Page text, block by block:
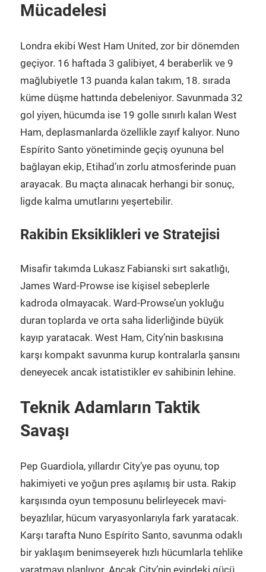
Mücadelesi
Londra ekibi West Ham United, zor bir dönemden
geçiyor. 16 haftada 3 galibiyet, 4 beraberlik ve 9
mağlubiyetle 13 puanda kalan takım, 18. sırada
küme düşme hattında debeleniyor. Savunmada 32
gol yiyen, hücumda ise 19 golle sınırlı kalan West
Ham, deplasmanlarda özellikle zayıf kalıyor. Nuno
Espírito Santo yönetiminde geçiş oyununa bel
bağlayan ekip, Etihad’ın zorlu atmosferinde puan
arayacak. Bu maçta alınacak herhangi bir sonuç,
ligde kalma umutlarını yeşertebilir.
Rakibin Eksiklikleri ve Stratejisi
Misafir takımda Lukasz Fabianski sırt sakatlığı,
James Ward-Prowse ise kişisel sebeplerle
kadroda olmayacak. Ward-Prowse’un yokluğu
duran toplarda ve orta saha liderliğinde büyük
kayıp yaratacak. West Ham, City’nin baskısına
karşı kompakt savunma kurup kontralarla şansını
deneyecek ancak istatistikler ev sahibinin lehine.
Teknik Adamların Taktik
Savaşı
Pep Guardiola, yıllardır City’ye pas oyunu, top
hakimiyeti ve yoğun pres aşılamış bir usta. Rakip
karşısında oyun temposunu belirleyecek mavi-
beyazlılar, hücum varyasyonlarıyla fark yaratacak.
Karşı tarafta Nuno Espírito Santo, savunma odaklı
bir yaklaşım benimseyerek hızlı hücumlarla tehlike
yaratmayı planlıyor. Ancak City’nin evindeki gücü,